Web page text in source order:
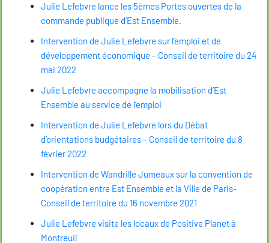
Julie Lefebvre lance les 5èmes Portes ouvertes de la
commande publique d’Est Ensemble.
Intervention de Julie Lefebvre sur l’emploi et de
développement économique – Conseil de territoire du 24
mai 2022
Julie Lefebvre accompagne la mobilisation d’Est
Ensemble au service de l’emploi
Intervention de Julie Lefebvre lors du Débat
d’orientations budgétaires – Conseil de territoire du 8
février 2022
Intervention de Wandrille Jumeaux sur la convention de
coopération entre Est Ensemble et la Ville de Paris-
Conseil de territoire du 16 novembre 2021
Julie Lefebvre visite les locaux de Positive Planet à
Montreuil